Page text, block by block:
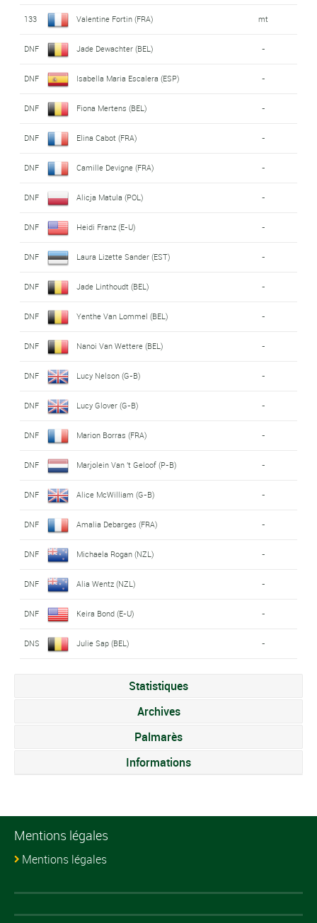
133 Valentine Fortin (FRA) mt
DNF Jade Dewachter (BEL) -
DNF Isabella Maria Escalera (ESP) -
DNF Fiona Mertens (BEL) -
DNF Elina Cabot (FRA) -
DNF Camille Devigne (FRA) -
DNF Alicja Matula (POL) -
DNF Heidi Franz (E-U) -
DNF Laura Lizette Sander (EST) -
DNF Jade Linthoudt (BEL) -
DNF Yenthe Van Lommel (BEL) -
DNF Nanoi Van Wettere (BEL) -
DNF Lucy Nelson (G-B) -
DNF Lucy Glover (G-B) -
DNF Marion Borras (FRA) -
DNF Marjolein Van 't Geloof (P-B) -
DNF Alice McWilliam (G-B) -
DNF Amalia Debarges (FRA) -
DNF Michaela Rogan (NZL) -
DNF Alia Wentz (NZL) -
DNF Keira Bond (E-U) -
DNS Julie Sap (BEL) -
Statistiques
Archives
Palmarès
Informations
Mentions légales
Mentions légales